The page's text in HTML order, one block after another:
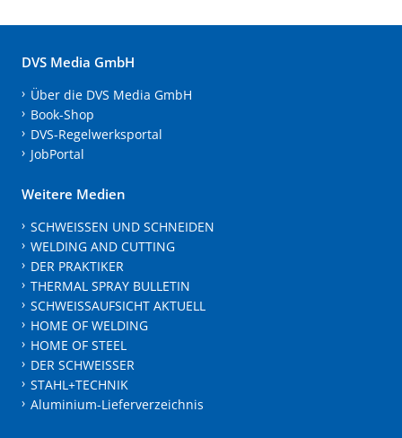
DVS Media GmbH
Über die DVS Media GmbH
Book-Shop
DVS-Regelwerksportal
JobPortal
Weitere Medien
SCHWEISSEN UND SCHNEIDEN
WELDING AND CUTTING
DER PRAKTIKER
THERMAL SPRAY BULLETIN
SCHWEISSAUFSICHT AKTUELL
HOME OF WELDING
HOME OF STEEL
DER SCHWEISSER
STAHL+TECHNIK
Aluminium-Lieferverzeichnis